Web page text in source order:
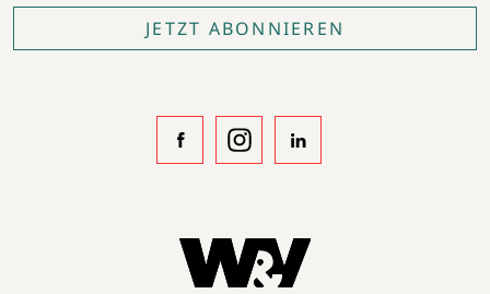
JETZT ABONNIEREN